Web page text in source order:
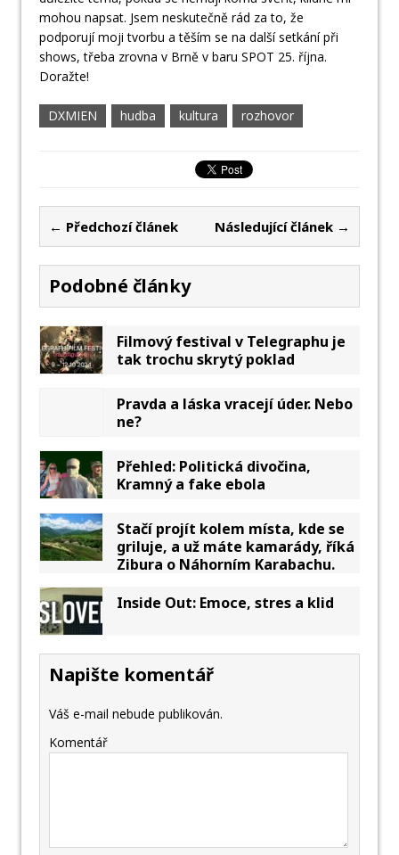
mohou napsat. Jsem neskutečně rád za to, že
podporují moji tvorbu a těším se na další setkání při
shows, třeba zrovna v Brně v baru SPOT 25. října.
Doražte!
DXMIEN hudba kultura rozhovor
← Předchozí článek Následující článek →
Podobné články
Filmový festival v Telegraphu je
tak trochu skrytý poklad
Pravda a láska vracejí úder. Nebo
ne?
Přehled: Politická divočina,
Kramný a fake ebola
Stačí projít kolem místa, kde se
griluje, a už máte kamarády, říká
Zibura o Náhorním Karabachu.
Inside Out: Emoce, stres a klid
Napište komentář
Váš e-mail nebude publikován.
Komentář